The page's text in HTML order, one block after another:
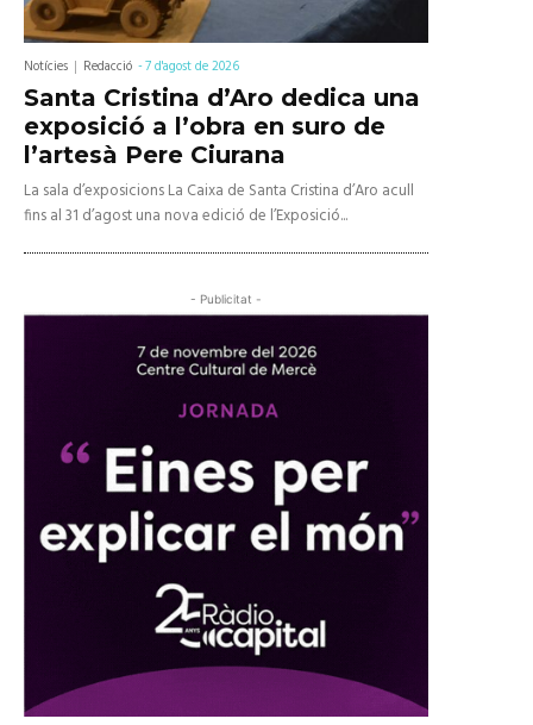
Notícies Redacció -7 d'agost de 2026
Santa Cristina d’Aro dedica una
exposició a l’obra en suro de
l’artesà Pere Ciurana
La sala d’exposicions La Caixa de Santa Cristina d’Aro acull
fins al 31 d’agost una nova edició de l’Exposició...
- Publicitat -